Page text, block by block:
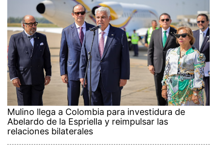
Mulino llega a Colombia para investidura de
Abelardo de la Espriella y reimpulsar las
relaciones bilaterales